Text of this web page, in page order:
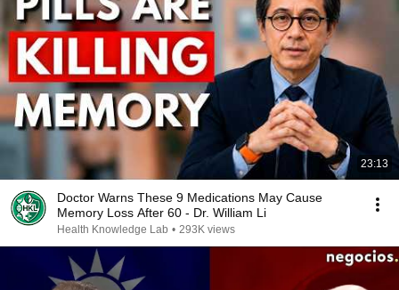
23:13
Doctor Warns These 9 Medications May Cause
Memory Loss After 60 - Dr. William Li
Health Knowledge Lab • 293K views